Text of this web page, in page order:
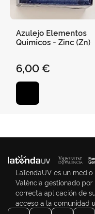
Azulejo Elementos
Quimicos - Zinc (Zn)
6,00 €
LaTendaUV es un
València gestionado
correcta aplicación de
acceso a la comunidad